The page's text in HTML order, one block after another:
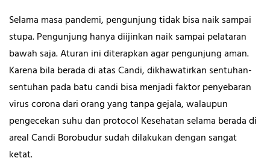
Selama masa pandemi, pengunjung tidak bisa naik sampai
stupa. Pengunjung hanya diijinkan naik sampai pelataran
bawah saja. Aturan ini diterapkan agar pengunjung aman.
Karena bila berada di atas Candi, dikhawatirkan sentuhan-
sentuhan pada batu candi bisa menjadi faktor penyebaran
virus corona dari orang yang tanpa gejala, walaupun
pengecekan suhu dan protocol Kesehatan selama berada di
areal Candi Borobudur sudah dilakukan dengan sangat
ketat.